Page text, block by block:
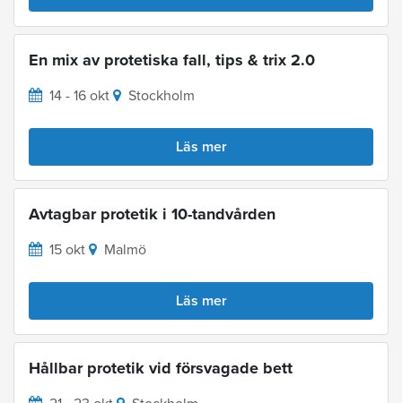
En mix av protetiska fall, tips & trix 2.0
14 - 16 okt Stockholm
Läs mer
Avtagbar protetik i 10-tandvården
15 okt Malmö
Läs mer
Hållbar protetik vid försvagade bett